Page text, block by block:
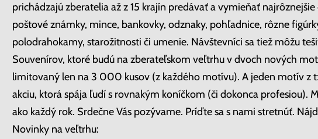
prichádzajú zberatelia až z 15 krajín predávať a vymieňať
poštové známky, mince, bankovky, odznaky, pohľadnice, rôzne
polodrahokamy, starožitnosti či umenie. Návštevníci sa tiež môžu
Souvenírov, ktoré budú na zberateľskom veľtrhu v dvoch nových
limitovaný len na 3 000 kusov (z každého motívu). A jeden motív z
akciu, ktorá spája ľudí s rovnakým koníčkom (či dokonca profesiou).
ako každý rok. Srdečne Vás pozývame. Príďte sa s nami stretnúť.
Novinky na veľtrhu: